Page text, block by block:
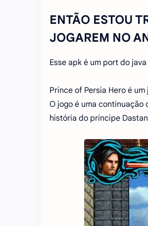
ENTÃO ESTOU
JOGAREM NO
Esse apk é um port do
Prince of Persia Hero é
O jogo é uma continuação
história do príncipe